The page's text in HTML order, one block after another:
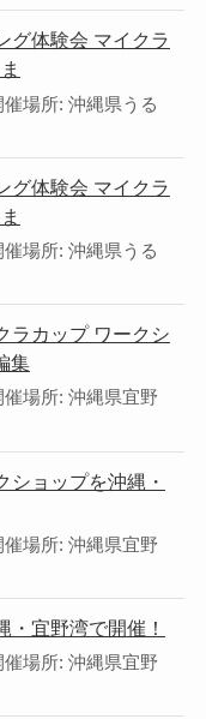
グ体験会 マイクラ
場所: 沖縄県うる
グ体験会 マイクラ
催場所: 沖縄県うる
ラカップ ワークシ
集
催場所: 沖縄県宜野
ショップを沖縄・
催場所: 沖縄県宜野
・宜野湾で開催！
催場所: 沖縄県宜野